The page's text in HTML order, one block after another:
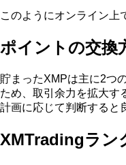
このようにオンライン上
ポイントの交換
貯まったXMPは主に2つ
ため、取引余力を拡大す
計画に応じて判断すると
XMTradingラン